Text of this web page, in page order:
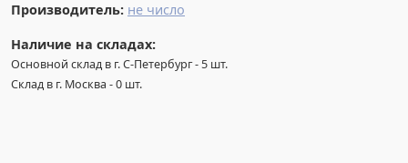
Производитель: не число
Наличие на складах:
Основной склад в г. С-Петербург-5 шт.
Склад в г. Москва -0 шт.